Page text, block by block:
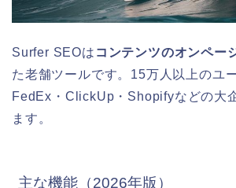
Surfer SEOは コンテンツのオンペー
た老舗ツールです。15万人以上のユ
FedEx・ClickUp・Shopifyなどの大
ます。
主な機能（2026年版）